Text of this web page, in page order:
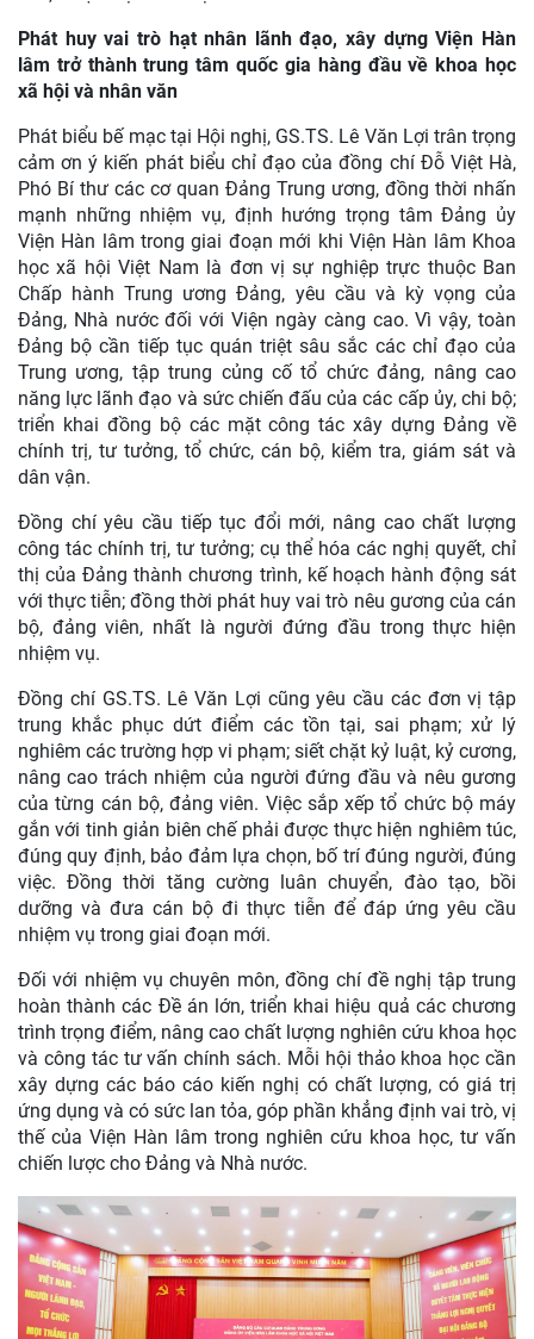
Phát huy vai trò hạt nhân lãnh đạo, xây dựng Viện Hàn
lâm trở thành trung tâm quốc gia hàng đầu về khoa học
xã hội và nhân văn
Phát biểu bế mạc tại Hội nghị, GS.TS. Lê Văn Lợi trân trọng
cảm ơn ý kiến phát biểu chỉ đạo của đồng chí Đỗ Việt Hà,
Phó Bí thư các cơ quan Đảng Trung ương, đồng thời nhấn
mạnh những nhiệm vụ, định hướng trọng tâm Đảng ủy
Viện Hàn lâm trong giai đoạn mới khi Viện Hàn lâm Khoa
học xã hội Việt Nam là đơn vị sự nghiệp trực thuộc Ban
Chấp hành Trung ương Đảng, yêu cầu và kỳ vọng của
Đảng, Nhà nước đối với Viện ngày càng cao. Vì vậy, toàn
Đảng bộ cần tiếp tục quán triệt sâu sắc các chỉ đạo của
Trung ương, tập trung củng cố tổ chức đảng, nâng cao
năng lực lãnh đạo và sức chiến đấu của các cấp ủy, chi bộ;
triển khai đồng bộ các mặt công tác xây dựng Đảng về
chính trị, tư tưởng, tổ chức, cán bộ, kiểm tra, giám sát và
dân vận.
Đồng chí yêu cầu tiếp tục đổi mới, nâng cao chất lượng
công tác chính trị, tư tưởng; cụ thể hóa các nghị quyết, chỉ
thị của Đảng thành chương trình, kế hoạch hành động sát
với thực tiễn; đồng thời phát huy vai trò nêu gương của cán
bộ, đảng viên, nhất là người đứng đầu trong thực hiện
nhiệm vụ.
Đồng chí GS.TS. Lê Văn Lợi cũng yêu cầu các đơn vị tập
trung khắc phục dứt điểm các tồn tại, sai phạm; xử lý
nghiêm các trường hợp vi phạm; siết chặt kỷ luật, kỷ cương,
nâng cao trách nhiệm của người đứng đầu và nêu gương
của từng cán bộ, đảng viên. Việc sắp xếp tổ chức bộ máy
gắn với tinh giản biên chế phải được thực hiện nghiêm túc,
đúng quy định, bảo đảm lựa chọn, bố trí đúng người, đúng
việc. Đồng thời tăng cường luân chuyển, đào tạo, bồi
dưỡng và đưa cán bộ đi thực tiễn để đáp ứng yêu cầu
nhiệm vụ trong giai đoạn mới.
Đối với nhiệm vụ chuyên môn, đồng chí đề nghị tập trung
hoàn thành các Đề án lớn, triển khai hiệu quả các chương
trình trọng điểm, nâng cao chất lượng nghiên cứu khoa học
và công tác tư vấn chính sách. Mỗi hội thảo khoa học cần
xây dựng các báo cáo kiến nghị có chất lượng, có giá trị
ứng dụng và có sức lan tỏa, góp phần khẳng định vai trò, vị
thế của Viện Hàn lâm trong nghiên cứu khoa học, tư vấn
chiến lược cho Đảng và Nhà nước.